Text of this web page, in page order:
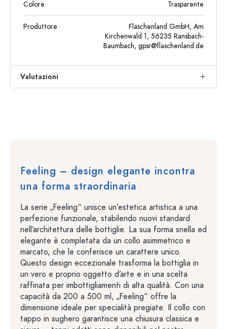
Colore Trasparente
Produttore
Flaschenland GmbH, Am
Kirchenwald 1, 56235 Ransbach-
Baumbach, gpsr@flaschenland.de
Valutazioni
Feeling – design elegante incontra
una forma straordinaria
La serie „Feeling“ unisce un’estetica artistica a una
perfezione funzionale, stabilendo nuovi standard
nell’architettura delle bottiglie. La sua forma snella ed
elegante è completata da un collo asimmetrico e
marcato, che le conferisce un carattere unico.
Questo design eccezionale trasforma la bottiglia in
un vero e proprio oggetto d’arte e in una scelta
raffinata per imbottigliamenti di alta qualità. Con una
capacità da 200 a 500 ml, „Feeling“ offre la
dimensione ideale per specialità pregiate. Il collo con
tappo in sughero garantisce una chiusura classica e